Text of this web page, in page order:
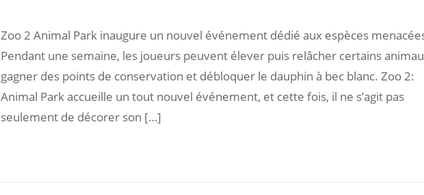
Zoo 2 Animal Park inaugure un nouvel événement dédié aux espèces
Pendant une semaine, les joueurs peuvent élever puis relâcher certains
gagner des points de conservation et débloquer le dauphin à bec blanc. Zoo 2:
Animal Park accueille un tout nouvel événement, et cette fois, il ne s’agit pas
seulement de décorer son […]